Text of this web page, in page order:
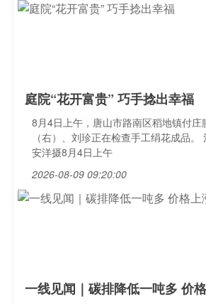
庭院“花开富贵” 巧手捻出幸福
8月4日上午，唐山市路南区稻地镇付
（右）、刘珍正在检查手工绢花成品
安洋摄8月4日上午
2026-08-09 09:20:00
一线见闻｜碳排降低一吨多 价